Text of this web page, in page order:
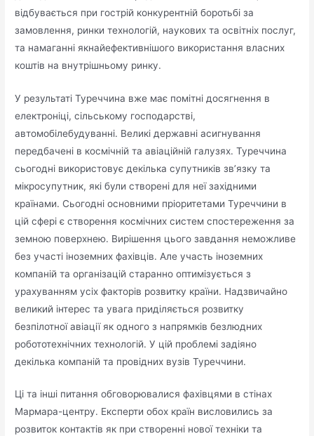
відбувається при гострій конкурентній боротьбі за
замовлення, ринки технологій, наукових та освітніх послуг,
та намаганні якнайефективнішого використання власних
коштів на внутрішньому ринку.
У результаті Туреччина вже має помітні досягнення в
електроніці, сільському господарстві,
автомобілебудуванні. Великі державні асигнування
передбачені в космічній та авіаційній галузях. Туреччина
сьогодні використовує декілька супутників зв’язку та
мікросупутник, які були створені для неї західними
країнами. Сьогодні основними пріоритетами Туреччини в
цій сфері є створення космічних систем спостереження за
земною поверхнею. Вирішення цього завдання неможливе
без участі іноземних фахівців. Але участь іноземних
компаній та організацій старанно оптимізується з
урахуванням усіх факторів розвитку країни. Надзвичайно
великий інтерес та увага приділяється розвитку
безпілотної авіації як одного з напрямків безлюдних
робототехнічних технологій. У цій проблемі задіяно
декілька компаній та провідних вузів Туреччини.
Ці та інші питання обговорювалися фахівцями в стінах
Мармара-центру. Експерти обох країн висловились за
розвиток контактів як при створенні нової техніки та